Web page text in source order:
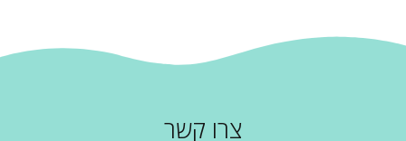
צרו קשר